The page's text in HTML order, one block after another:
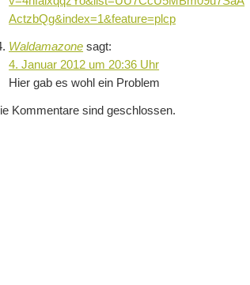
ActzbQg&index=1&feature=plcp
Waldamazone sagt:
4. Januar 2012 um 20:36 Uhr
Hier gab es wohl ein Problem
Kommentare sind geschlossen.